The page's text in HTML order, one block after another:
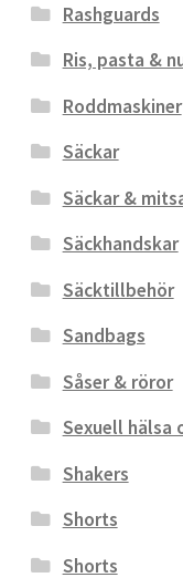
Rashguards
Ris, pasta &
Roddmaskiner
Säckar
Säckar &
Säckhandskar
Säcktillbehör
Sandbags
Såser & röror
Sexuell hälsa
Shakers
Shorts
Shorts